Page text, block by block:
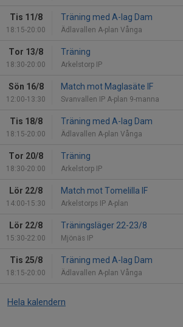
Tis 11/8
18:15-20:00
Träning med A-lag Dam
Ädlavallen A-plan Vånga
Tor 13/8
18:30-20:00
Träning
Arkelstorp IP
Sön 16/8
12:00-13:30
Match mot Maglasäte IF
Svanvallen IP A-plan 9-manna
Tis 18/8
18:15-20:00
Träning med A-lag Dam
Ädlavallen A-plan Vånga
Tor 20/8
18:30-20:00
Träning
Arkelstorp IP
Lör 22/8
14:00-15:30
Match mot Tomelilla IF
Arkelstorps IP A-plan
Lör 22/8
15:30-22:00
Träningsläger 22-23/8
Mjönäs IP
Tis 25/8
18:15-20:00
Träning med A-lag Dam
Ädlavallen A-plan Vånga
Hela kalendern